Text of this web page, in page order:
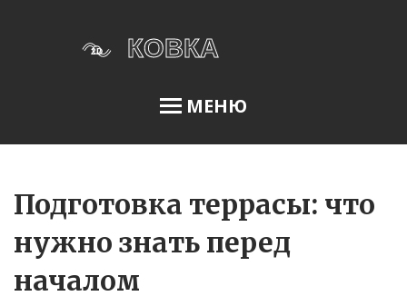
МЕНЮ
Меню
О нас
Подготовка террасы: что
нужно знать перед
началом